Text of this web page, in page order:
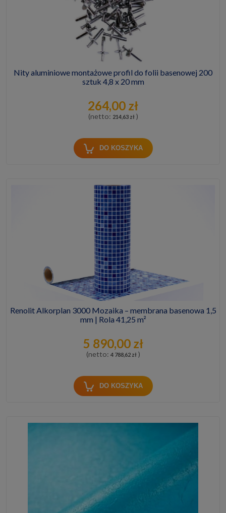
Nity aluminiowe montażowe profil do folii basenowej 200
sztuk 4,8 x 20 mm
264,00 zł
(netto: 214,63 zł )
DO KOSZYKA
Renolit Alkorplan 3000 Mozaika – membrana basenowa 1,5
mm | Rola 41,25 m²
5 890,00 zł
(netto: 4 788,62 zł )
DO KOSZYKA